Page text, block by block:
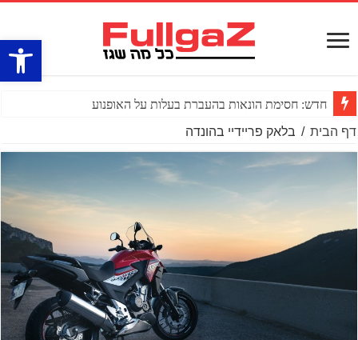
פתח
חדש: חסימת הונאות בהעברת בעלות על האופנוע
דף הבית / בלאק פריידיי בהונדה